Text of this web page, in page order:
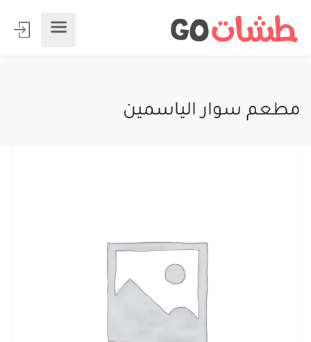
مطعم سوار الياسمين